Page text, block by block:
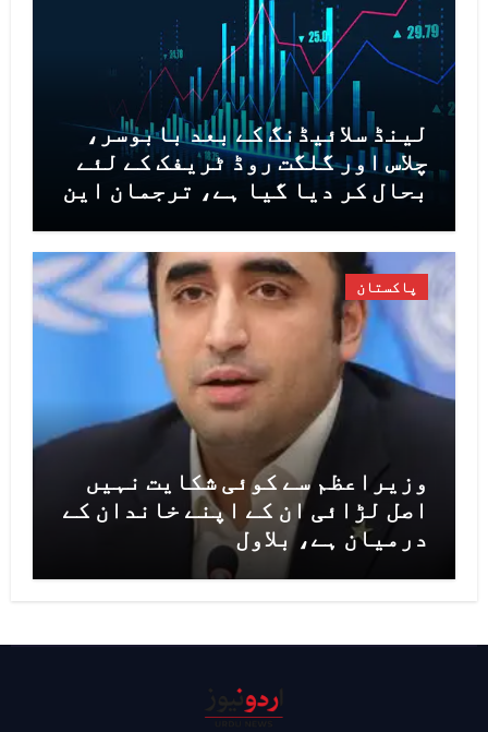
لینڈ سلائیڈنگ کے بعد بابوسر،
چلاس اور گلگت روڈ ٹریفک کے لئے
بحال کر دیا گیا ہے، ترجمان این
پاکستان
وزیراعظم سے کوئی شکایت نہیں
اصل لڑائی ان کے اپنے خاندان کے
درمیان ہے، بلاول